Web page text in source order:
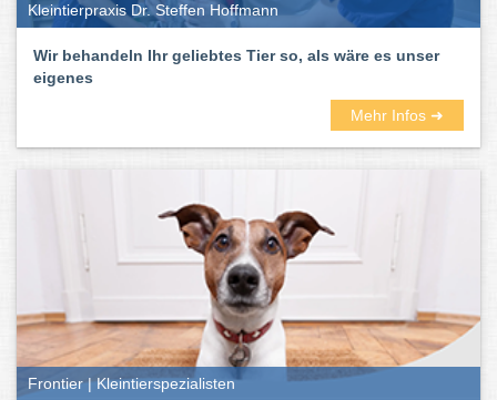
Kleintierpraxis Dr. Steffen Hoffmann
Wir behandeln Ihr geliebtes Tier so, als wäre es unser
eigenes
Mehr Infos ➜
Frontier | Kleintierspezialisten